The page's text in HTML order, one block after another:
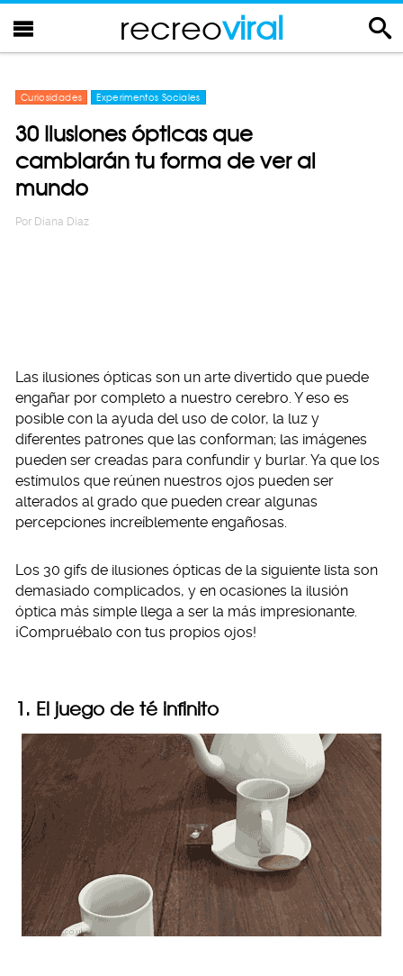
recreoviral
Curiosidades Experimentos Sociales
30 Ilusiones ópticas que
cambiarán tu forma de ver al
mundo
Por Diana Diaz
Las ilusiones ópticas son un arte divertido que puede
engañar por completo a nuestro cerebro. Y eso es
posible con la ayuda del uso de color, la luz y
diferentes patrones que las conforman; las imágenes
pueden ser creadas para confundir y burlar. Ya que los
estímulos que reúnen nuestros ojos pueden ser
alterados al grado que pueden crear algunas
percepciones increíblemente engañosas.
Los 30 gifs de ilusiones ópticas de la siguiente lista son
demasiado complicados, y en ocasiones la ilusión
óptica más simple llega a ser la más impresionante.
¡Compruébalo con tus propios ojos!
1. El juego de té infinito